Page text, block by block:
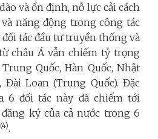
và ổn định, nỗ lực cải cách
năng động trong công tác
đối tác đầu tư truyền thống và
châu Á vẫn chiếm tỷ trọng
Quốc, Hàn Quốc, Nhật
Đài Loan (Trung Quốc). Đặc
6 đối tác này đã chiếm tới
ký của cả nước trong 6
(4).